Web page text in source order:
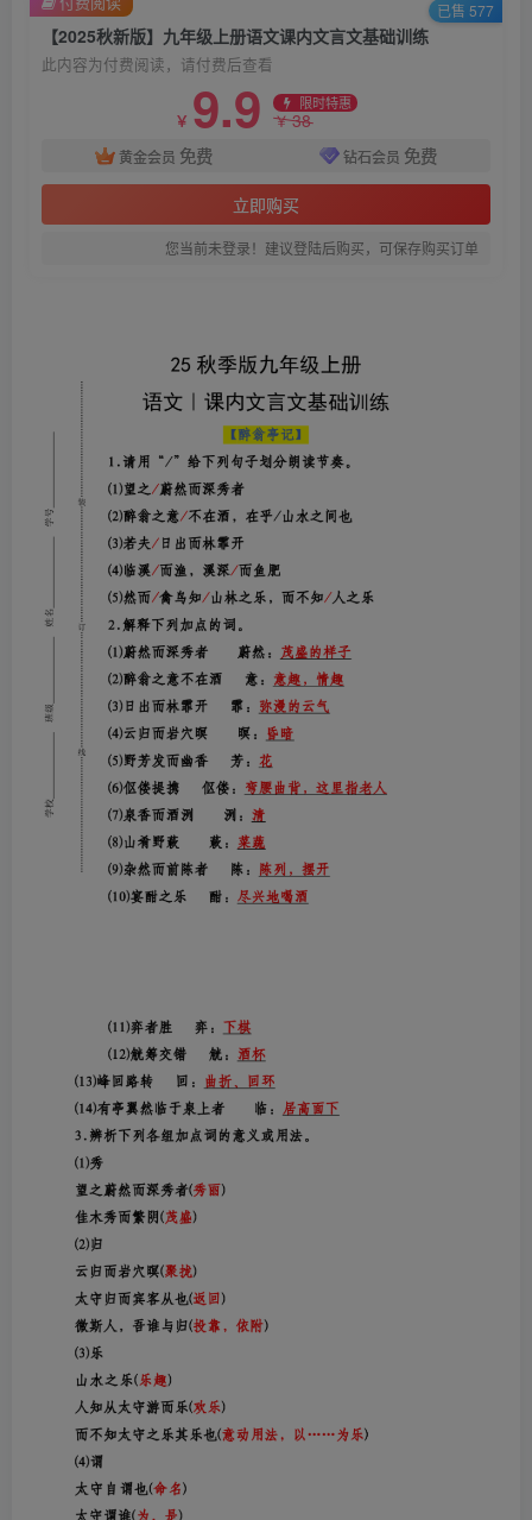
【2025秋新版】九年级上册语文课内文言文基础训练
此内容为付费阅读，请付费后查看
￥ 9.9 限时特惠
￥38
黄金会员 免费 钻石会员 免费
立即购买
您当前未登录！建议登陆后购买，可保存购买订单
已售 577